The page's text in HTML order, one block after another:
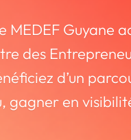
MEDEF Guyane
des
d’un
gagner en